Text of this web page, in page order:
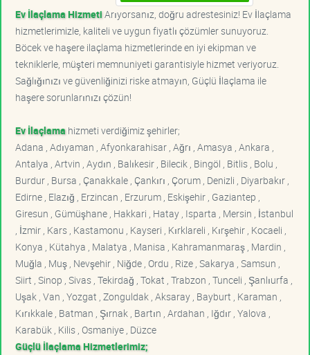
Ev İlaçlama HizmetiArıyorsanız, doğru adrestesiniz! Ev İlaçlama
hizmetlerimizle, kaliteli ve uygun fiyatlı çözümler sunuyoruz.
Böcek ve haşere ilaçlama hizmetlerinde en iyi ekipman ve
tekniklerle, müşteri memnuniyeti garantisiyle hizmet veriyoruz.
Sağlığınızı ve güvenliğinizi riske atmayın, Güçlü İlaçlama ile
haşere sorunlarınızı çözün!
Ev İlaçlama hizmeti verdiğimiz şehirler;
Adana , Adıyaman , Afyonkarahisar , Ağrı , Amasya , Ankara ,
Antalya , Artvin , Aydın , Balıkesir , Bilecik , Bingöl , Bitlis , Bolu ,
Burdur , Bursa , Çanakkale , Çankırı , Çorum , Denizli , Diyarbakır ,
Edirne , Elazığ , Erzincan , Erzurum , Eskişehir , Gaziantep ,
Giresun , Gümüşhane , Hakkari , Hatay , Isparta , Mersin , İstanbul
, İzmir , Kars , Kastamonu , Kayseri , Kırklareli , Kırşehir , Kocaeli ,
Konya , Kütahya , Malatya , Manisa , Kahramanmaraş , Mardin ,
Muğla , Muş , Nevşehir , Niğde , Ordu , Rize , Sakarya , Samsun ,
Siirt , Sinop , Sivas , Tekirdağ , Tokat , Trabzon , Tunceli , Şanlıurfa ,
Uşak , Van , Yozgat , Zonguldak , Aksaray , Bayburt , Karaman ,
Kırıkkale , Batman , Şırnak , Bartın , Ardahan , Iğdır , Yalova ,
Karabük , Kilis , Osmaniye , Düzce
Güçlü İlaçlama Hizmetlerimiz;